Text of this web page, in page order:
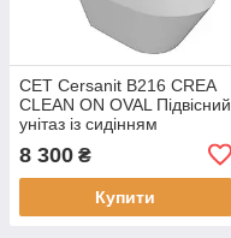
CET Cersanit В216 CREA
CLEAN ON OVAL Підвісний
унітаз із сидінням
дюропласт і мікроліфом
8 300 ₴
Купити